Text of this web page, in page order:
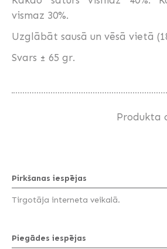
vismaz 30%.
Uzglābāt sausā un vēsā vietā
Svars ± 65 gr.
Produkta
Pirkšanas iespējas
Tirgotāja interneta veikalā.
Piegādes iespējas